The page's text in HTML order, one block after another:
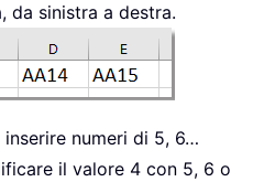
da sinistra a destra.
inserire numeri di 5, 6…
il valore 4 con 5, 6 o